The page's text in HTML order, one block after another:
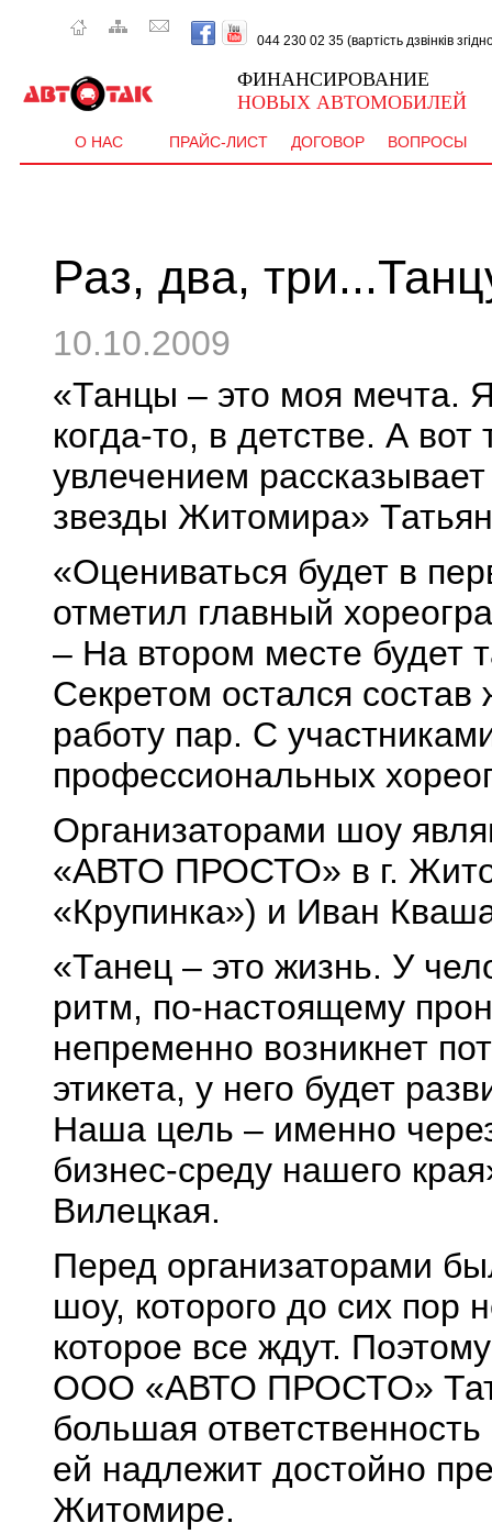
044 230 02 35 (вартість дзвінків
ФИНАНСИРОВАНИЕ
НОВЫХ АВТОМОБИЛЕЙ
О НАС ПРАЙС-ЛИСТ ДОГОВОР ВОПРОСЫ
Раз, два,
10.10.2009
«Танцы – это моя мечта.
когда-то, в детстве. А
увлечением
звезды Житомира»
«Оцениваться будет в
отметил главный
– На втором месте будет
Секретом остался
работу пар. С
профессиональных
Организаторами шоу
«АВТО ПРОСТО» в г.
«Крупинка») и Иван
«Танец – это жизнь. У
ритм, по-настоящему
непременно возникнет
этикета, у него будет
Наша цель – именно
бизнес-среду нашего
Вилецкая.
Перед организаторами
шоу, которого до сих
которое все ждут.
ООО «АВТО ПРОСТО»
большая
ей надлежит достойно
Житомире.